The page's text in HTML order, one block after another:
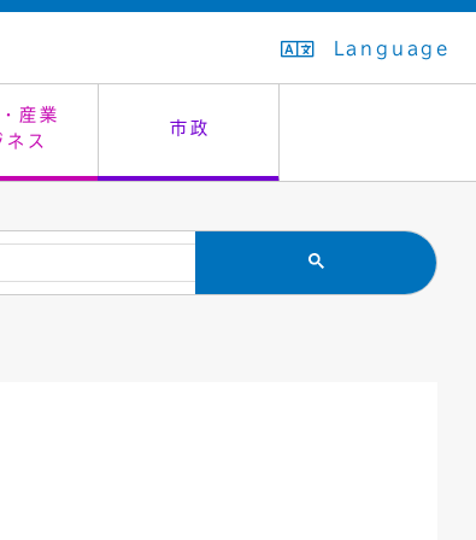
Language
産業
ネス
市政
生活排水
市民安全
教育委員会
入学式・卒業式
救急・夜間診療
感染症
施設予約（まつぼっくり）
はたちの集い
指定管理者制度
公共事業の技術監理
議会
オープンデータ